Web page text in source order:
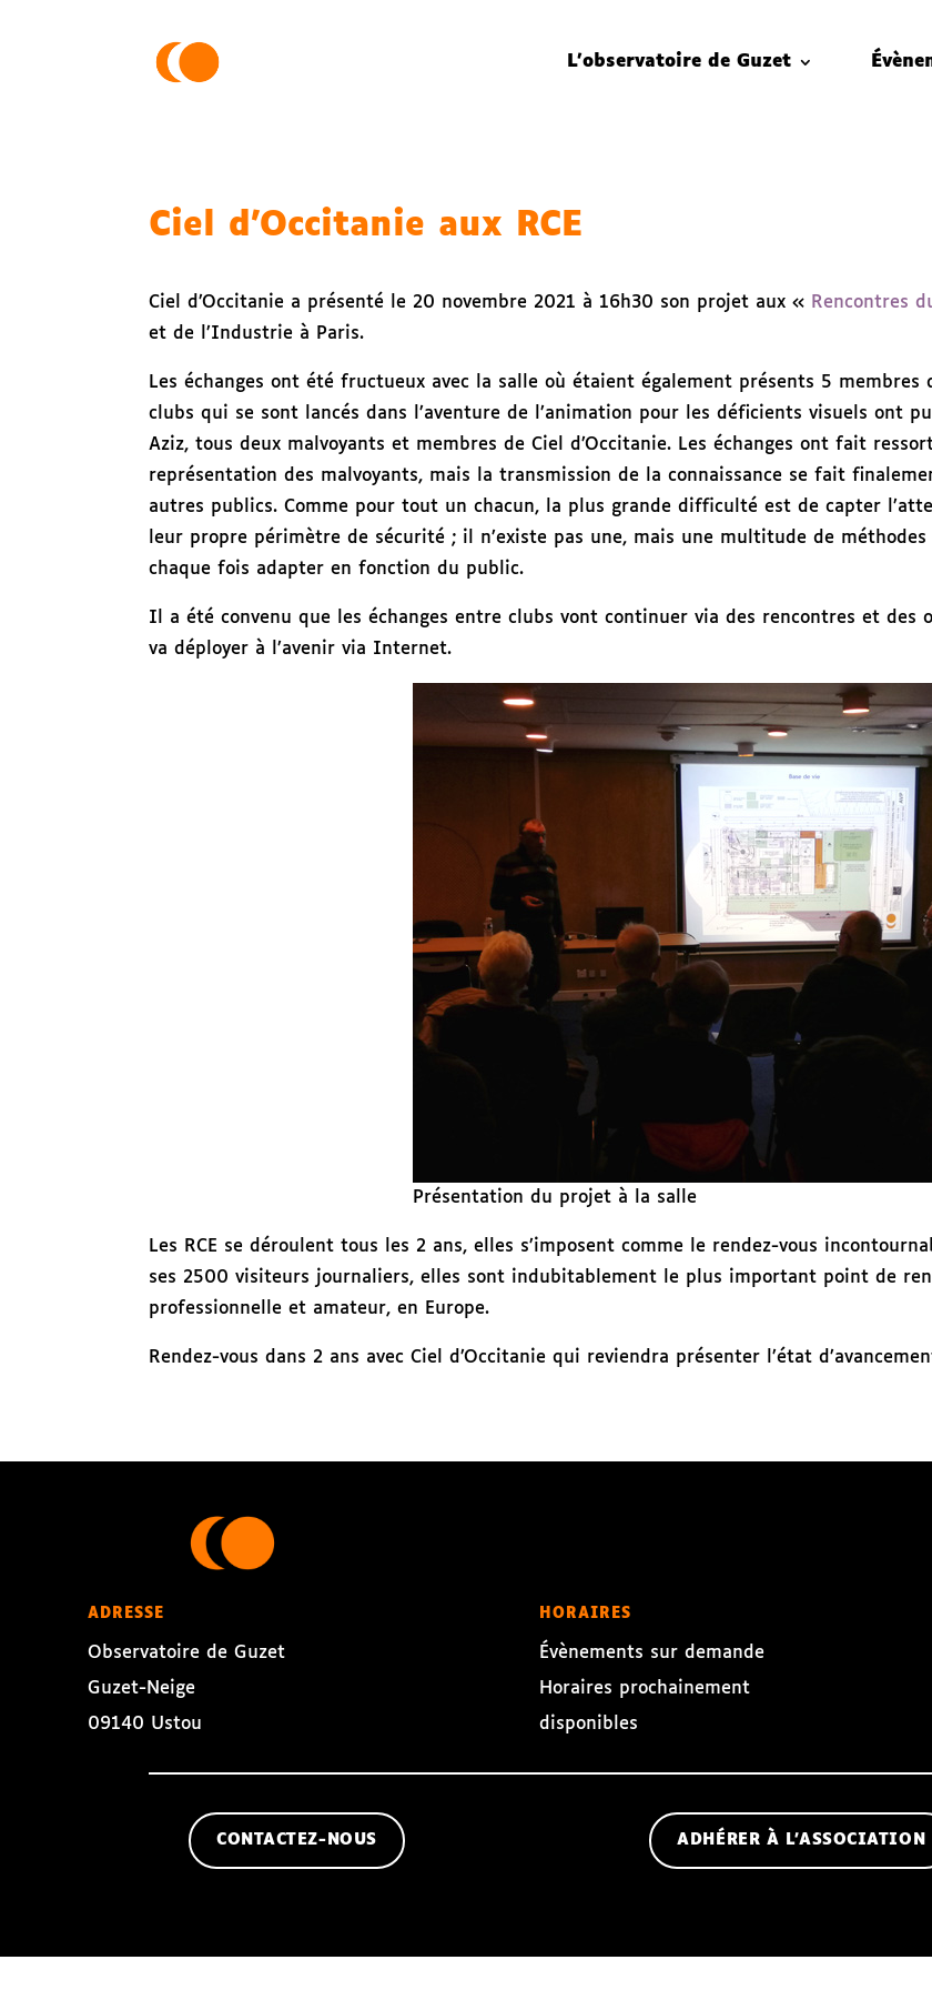
L’observatoire de Guzet
Ciel d’Occitanie aux RCE
Ciel d’Occitanie a présenté le 20 novembre 2021 à 16h30 son projet aux « Rencontres
et de l’Industrie à Paris.
Les échanges ont été fructueux avec la salle où étaient également présents 5 membres
clubs qui se sont lancés dans l’aventure de l’animation pour les déficients visuels ont
Aziz, tous deux malvoyants et membres de Ciel d’Occitanie. Les échanges ont fait
représentation des malvoyants, mais la transmission de la connaissance se fait
autres publics. Comme pour tout un chacun, la plus grande difficulté est de capter
leur propre périmètre de sécurité ; il n’existe pas une, mais une multitude de
chaque fois adapter en fonction du public.
Il a été convenu que les échanges entre clubs vont continuer via des rencontres et des
va déployer à l’avenir via Internet.
Présentation du projet à la salle
Les RCE se déroulent tous les 2 ans, elles s’imposent comme le rendez-vous
ses 2500 visiteurs journaliers, elles sont indubitablement le plus important point de
professionnelle et amateur, en Europe.
Rendez-vous dans 2 ans avec Ciel d’Occitanie qui reviendra présenter l’état
ADRESSE
Observatoire de Guzet
Guzet-Neige
09140 Ustou
HORAIRES
Évènements sur demande
Horaires prochainement
disponibles
CONTACTEZ-NOUS ADHÉRER À L'ASSOCIATION